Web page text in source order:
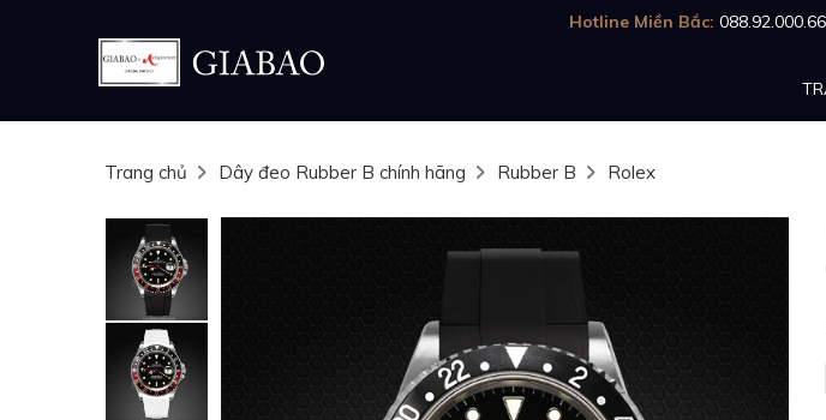
Hotline Miền Bắc: 088.92.000.66
Trang chủ Dây đeo Rubber B chính hãng Rubber B Rolex